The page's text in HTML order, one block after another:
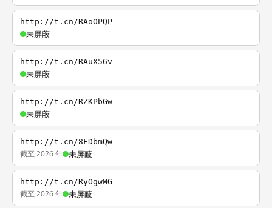
http://t.cn/RAoOPQP
未屏蔽
http://t.cn/RAuX56v
未屏蔽
http://t.cn/RZKPbGw
未屏蔽
http://t.cn/8FDbmQw
截至 2026 年 未屏蔽
http://t.cn/RyOgwMG
截至 2026 年 未屏蔽